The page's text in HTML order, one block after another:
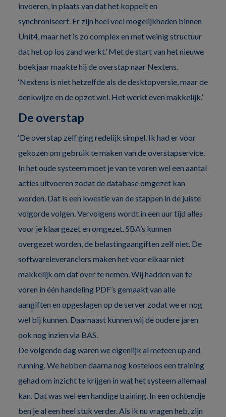
invoeren, in plaats van dat het koppelt en
synchroniseert. Er zijn heel veel mogelijkheden binnen
Unit4, maar het is zo complex en met weinig structuur
dat het op los zand werkt.’ Met de start van het nieuwe
boekjaar maakte hij de overstap naar Nextens.
‘Nextens is niet hetzelfde als de desktopversie, maar de
denkwijze en de opzet wel. Het werkt even makkelijk.’
De overstap
‘De overstap zelf ging redelijk simpel. Ik had er voor
gekozen om gebruik te maken van de overstapservice.
In het oude systeem moet je van te voren wel een aantal
acties uitvoeren zodat de database omgezet kan
worden. Dat is een kwestie van de stappen in de juiste
volgorde volgen. Vervolgens wordt in een uur tijd alles
voor je klaargezet en omgezet. SBA’s kunnen
overgezet worden, de belastingaangiften zelf niet. De
softwareleveranciers maken het voor elkaar niet
makkelijk om dat over te nemen. Wij hadden van te
voren in één handeling PDF’s gemaakt van alle
aangiften en opgeslagen op de server zodat we er nog
wel bij kunnen. Daarnaast kunnen wij de oudere jaren
ook nog inzien via BAS.
De volgende dag waren we eigenlijk al meteen up and
running. We hebben daarna nog kosteloos een training
gehad om inzicht te krijgen in wat het systeem allemaal
kan. Dat was wel een handige training. In een ochtendje
ben je al een heel stuk verder. Als ik nu vragen heb, zijn